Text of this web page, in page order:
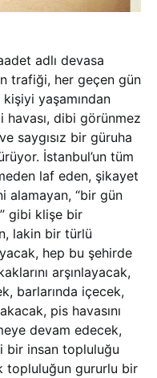
adlı devasa
trafiği, her geçen gün
yaşamından
dibi görünmez
saygısız bir güruha
İstanbul’un tüm
laf eden, şikayet
alamayan, “bir gün
gibi klişe bir
lakin bir türlü
hep bu şehirde
arşınlayacak,
barlarında içecek,
pis havasını
devam edecek,
bir insan topluluğu
topluluğun gururlu bir